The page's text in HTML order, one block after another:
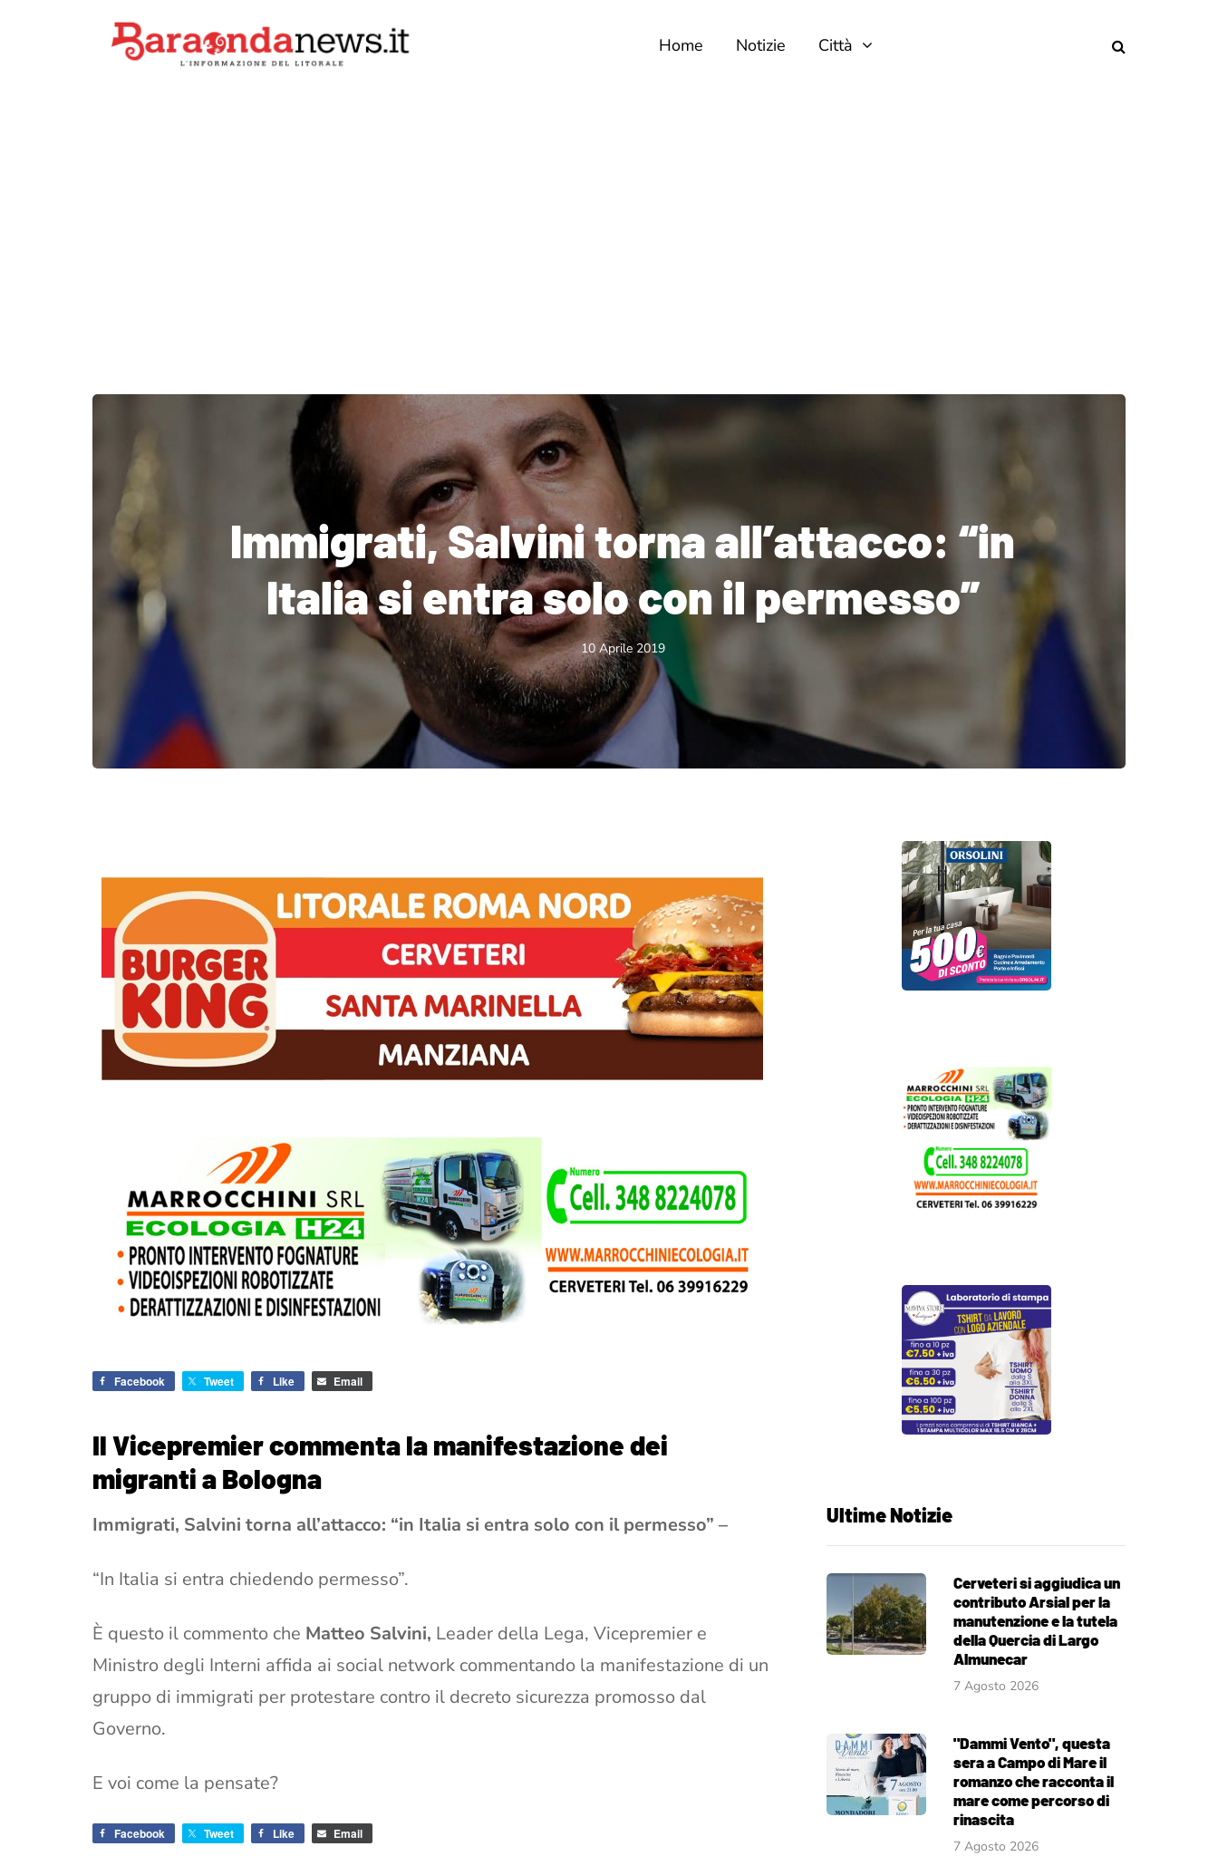
Home Notizie Città
Immigrati, Salvini torna all’attacco: “in
Italia si entra solo con il permesso”
10 Aprile 2019
Facebook Tweet Like Email
Il Vicepremier commenta la manifestazione dei
migranti a Bologna
Immigrati, Salvini torna all’attacco: “in Italia si entra solo con il permesso” –
“In Italia si entra chiedendo permesso”.
È questo il commento che Matteo Salvini, Leader della Lega, Vicepremier e
Ministro degli Interni affida ai social network commentando la manifestazione di un
gruppo di immigrati per protestare contro il decreto sicurezza promosso dal
Governo.
E voi come la pensate?
Facebook Tweet Like Email
Ultime Notizie
Cerveteri si aggiudica un
contributo Arsial per la
manutenzione e la tutela
della Quercia di Largo
Almunecar
7 Agosto 2026
"Dammi Vento", questa
sera a Campo di Mare il
romanzo che racconta il
mare come percorso di
rinascita
7 Agosto 2026